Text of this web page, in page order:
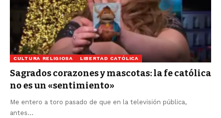
CULTURA RELIGIOSA LIBERTAD CATÓLICA
Sagrados corazones y mascotas: la fe católica
no es un «sentimiento»
Me entero a toro pasado de que en la televisión pública,
antes…